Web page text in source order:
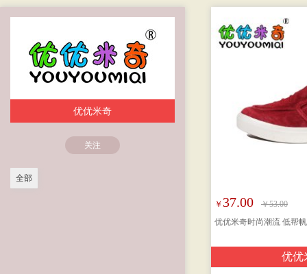
优优米奇
关注
全部
￥ 37.00
￥53.00
优优米奇时尚潮流 低帮
优优